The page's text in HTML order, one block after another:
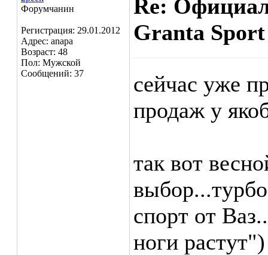
Форумчанин
Регистрация: 29.01.2012
Адрес: anapa
Возраст: 48
Пол: Мужской
Сообщений: 37
Re:
Granta Sport
сейчас уже
продаж у
так вот
спорт от
ноги растут")